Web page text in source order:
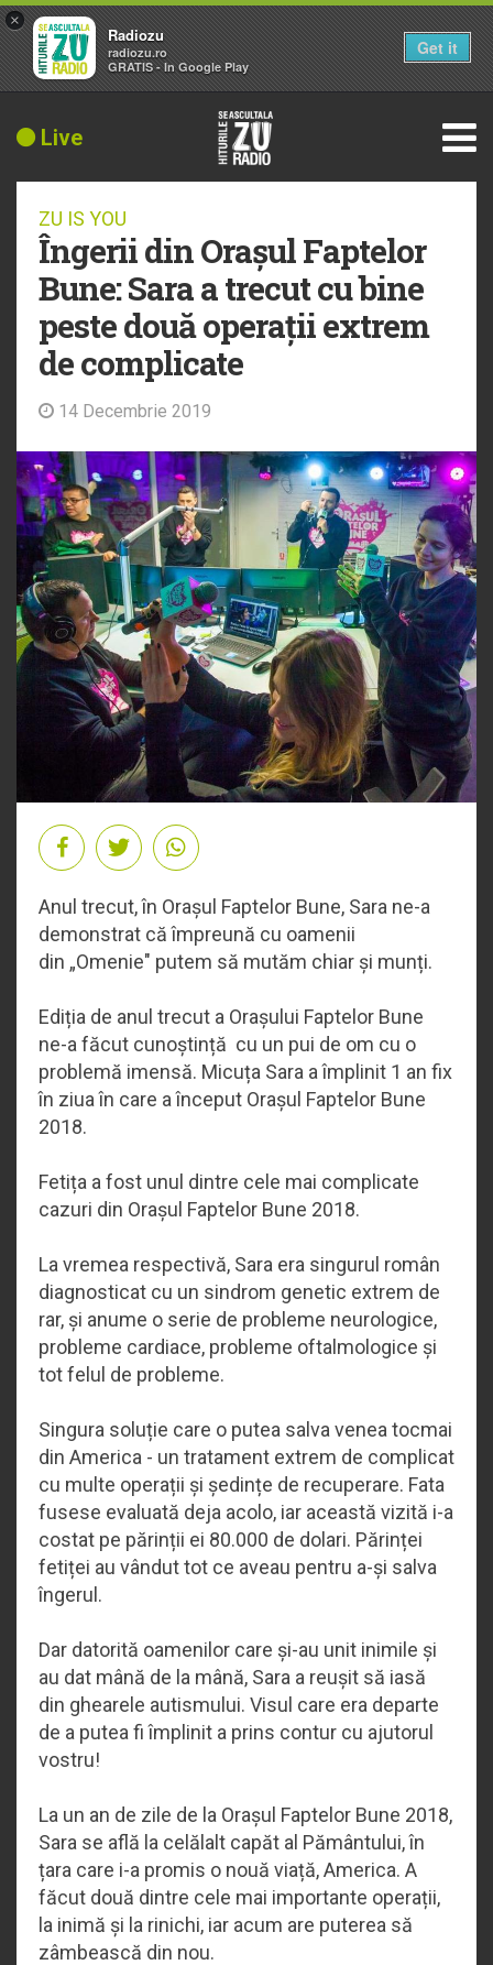
Live
ZU IS YOU
Îngerii din Orașul Faptelor
Bune: Sara a trecut cu bine
peste două operații extrem
de complicate
14 Decembrie 2019
Anul trecut, în Orașul Faptelor Bune, Sara ne-a
demonstrat că împreună cu oamenii
din „Omenie" putem să mutăm chiar și munți.
Ediția de anul trecut a Orașului Faptelor Bune
ne-a făcut cunoștință cu un pui de om cu o
problemă imensă. Micuța Sara a împlinit 1 an fix
în ziua în care a început Orașul Faptelor Bune
2018.
Fetița a fost unul dintre cele mai complicate
cazuri din Orașul Faptelor Bune 2018.
La vremea respectivă, Sara era singurul român
diagnosticat cu un sindrom genetic extrem de
rar, și anume o serie de probleme neurologice,
probleme cardiace, probleme oftalmologice și
tot felul de probleme.
Singura soluție care o putea salva venea tocmai
din America - un tratament extrem de complicat
cu multe operații și ședințe de recuperare. Fata
fusese evaluată deja acolo, iar această vizită i-a
costat pe părinții ei 80.000 de dolari. Părinței
fetiței au vândut tot ce aveau pentru a-și salva
îngerul.
Dar datorită oamenilor care și-au unit inimile și
au dat mână de la mână, Sara a reușit să iasă
din ghearele autismului. Visul care era departe
de a putea fi împlinit a prins contur cu ajutorul
vostru!
La un an de zile de la Orașul Faptelor Bune 2018,
Sara se află la celălalt capăt al Pământului, în
țara care i-a promis o nouă viață, America. A
făcut două dintre cele mai importante operații,
la inimă și la rinichi, iar acum are puterea să
zâmbească din nou.
×
Radiozu
radiozu.ro
GRATIS - In Google Play
Get it